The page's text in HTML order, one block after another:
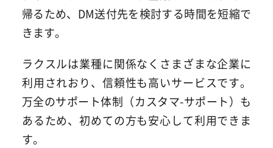
帰るため、DM送付先を検討する時間を短縮で
きます。
ラクスルは業種に関係なくさまざまな企業に
利用されおり、信頼性も高いサービスです。
万全のサポート体制（カスタマ-サポート）も
あるため、初めての方も安心して利用できま
す。